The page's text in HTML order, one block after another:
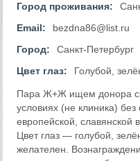
Город проживания:
Email:
bezdna86@list.ru
Город:
Санкт-Петербург
Цвет глаз:
Голубой,
Пара Ж+Ж ищем донора
условиях (не клиника) без
европейской, славянской
Цвет глаз — голубой,
желателен.